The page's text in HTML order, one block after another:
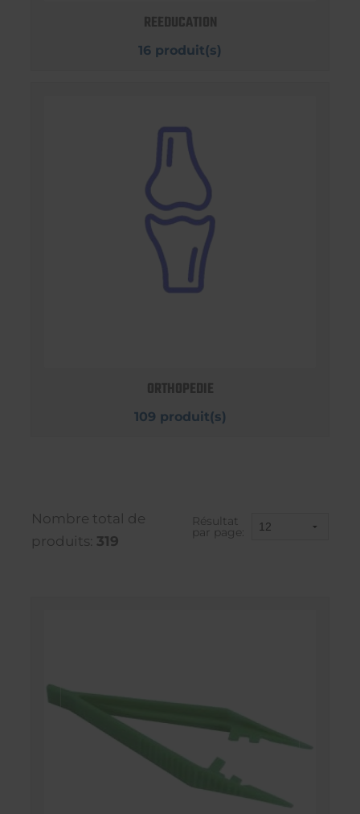
REEDUCATION
16 produit(s)
ORTHOPEDIE
109 produit(s)
Nombre total de
produits: 319
Résultat
par page: